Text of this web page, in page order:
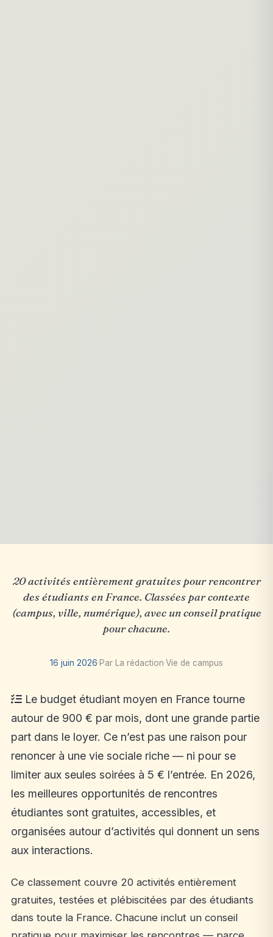
20 activités entièrement gratuites pour rencontrer
des étudiants en France. Classées par contexte
(campus, ville, numérique), avec un conseil pratique
pour chacune.
16 juin 2026·Par La rédaction·Vie de campus
Le budget étudiant moyen en France tourne
autour de 900 € par mois, dont une grande partie
part dans le loyer. Ce n’est pas une raison pour
renoncer à une vie sociale riche — ni pour se
limiter aux seules soirées à 5 € l’entrée. En 2026,
les meilleures opportunités de rencontres
étudiantes sont gratuites, accessibles, et
organisées autour d’activités qui donnent un sens
aux interactions.
Ce classement couvre 20 activités entièrement
gratuites, testées et plébiscitées par des étudiants
dans toute la France. Chacune inclut un conseil